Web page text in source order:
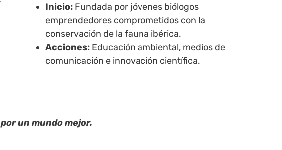
Inicio: Fundada por jóvenes biólogos
emprendedores comprometidos con la
conservación de la fauna ibérica.
Acciones: Educación ambiental, medios de
comunicación e innovación científica.
un mundo mejor.